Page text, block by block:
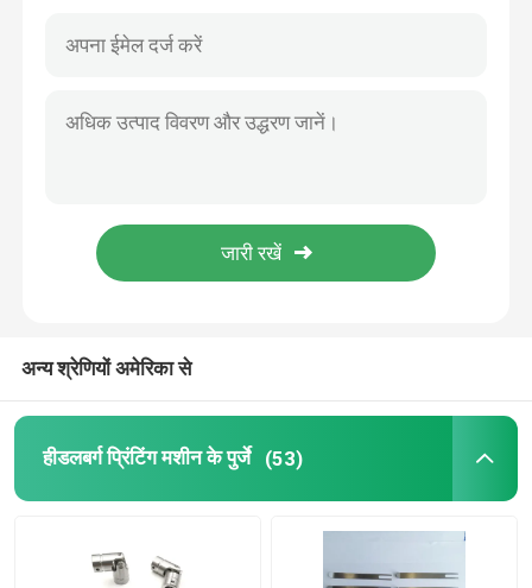
अन्य श्रेणियों अमेरिका से
हीडलबर्ग प्रिंटिंग मशीन के पुर्जे (53)